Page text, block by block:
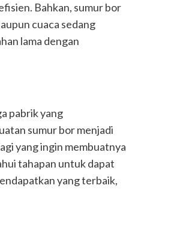
Bahkan, sumur bor
cuaca sedang
lama dengan
pabrik yang
sumur bor menjadi
yang ingin membuatnya
tahapan untuk dapat
yang terbaik,